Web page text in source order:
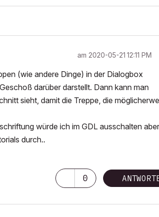
am ‎2020-05-21 12:11 PM
(wie andere Dinge) in der Dialogbox
darüber darstellt. Dann kann man
sieht, damit die Treppe, die
würde ich im GDL ausschalten aber
durch..
0